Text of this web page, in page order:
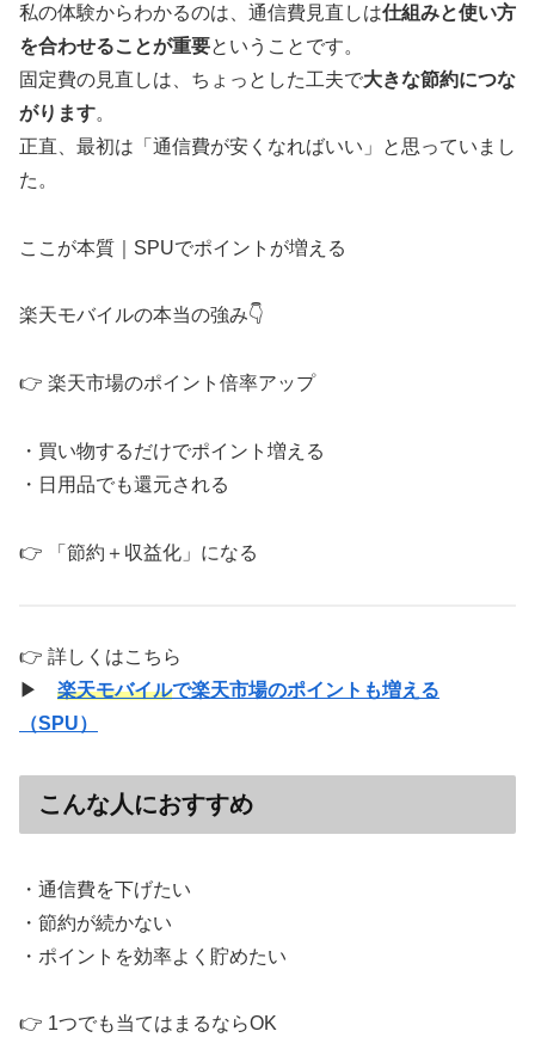
私の体験からわかるのは、通信費見直しは仕組みと使い方
を合わせることが重要ということです。
固定費の見直しは、ちょっとした工夫で大きな節約につな
がります。
正直、最初は「通信費が安くなればいい」と思っていまし
た。
ここが本質｜SPUでポイントが増える
楽天モバイルの本当の強み👇
👉 楽天市場のポイント倍率アップ
・買い物するだけでポイント増える
・日用品でも還元される
👉 「節約＋収益化」になる
👉 詳しくはこちら
▶ 楽天モバイルで楽天市場のポイントも増える
（SPU）
こんな人におすすめ
・通信費を下げたい
・節約が続かない
・ポイントを効率よく貯めたい
👉 1つでも当てはまるならOK